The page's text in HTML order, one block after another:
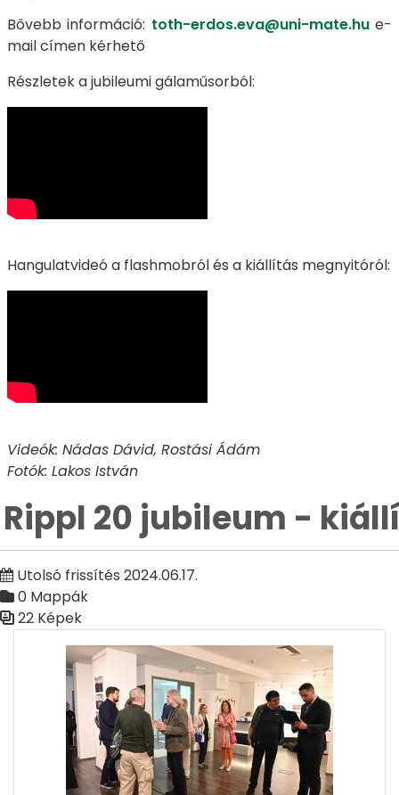
Bővebb információ: toth-erdos.eva@uni-mate.hue-
mail címen kérhető
Részletek a jubileumi gálaműsorból:
Hangulatvideó a flashmobról és a kiállítás megnyitóról:
Videók: Nádas Dávid, Rostási Ádám
Fotók: Lakos István
Rippl 20 jubileum -
Utolsó frissítés 2024.06.17.
0 Mappák
22 Képek